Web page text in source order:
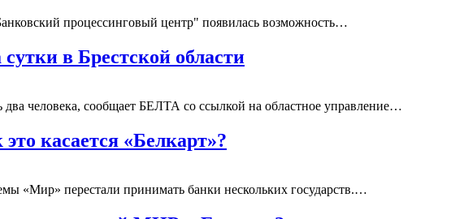
процессинговый центр" появилась возможность…
в Брестской области
два человека, сообщает БЕЛТА со ссылкой на областное управление…
касается «Белкарт»?
«Мир» перестали принимать банки нескольких государств.…